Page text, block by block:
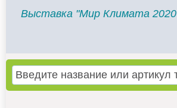
Выставка "Мир Климата